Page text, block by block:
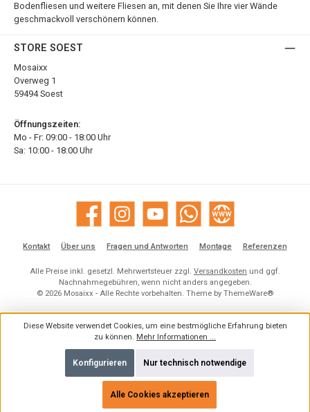
Bodenfliesen und weitere Fliesen an, mit denen Sie Ihre vier Wände
geschmackvoll verschönern können.
STORE SOEST
Mosaixx
Overweg 1
59494 Soest
Öffnungszeiten:
Mo - Fr: 09:00 - 18:00 Uhr
Sa: 10:00 - 18:00 Uhr
Facebook Instagram YouTube WhatsApp Website
Kontakt Über uns Fragen und Antworten Montage Referenzen
Alle Preise inkl. gesetzl. Mehrwertsteuer zzgl. Versandkosten und ggf.
Nachnahmegebühren, wenn nicht anders angegeben.
© 2026 Mosaixx - Alle Rechte vorbehalten. Theme by ThemeWare®
Diese Website verwendet Cookies, um eine bestmögliche Erfahrung bieten
zu können. Mehr Informationen ...
Nur technisch notwendige
Konfigurieren
Alle Cookies akzeptieren